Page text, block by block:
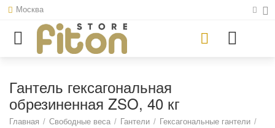
Москва
Гантель гексагональная
обрезиненная ZSO, 40 кг
Главная / Свободные веса / Гантели / Гексагональные гантели /